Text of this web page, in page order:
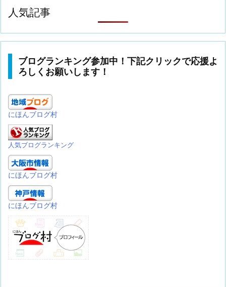
人気記事
ブログランキング参加中！下記クリックで応援よ
ろしくお願いします！
にほんブログ村
人気ブログランキング
にほんブログ村
にほんブログ村